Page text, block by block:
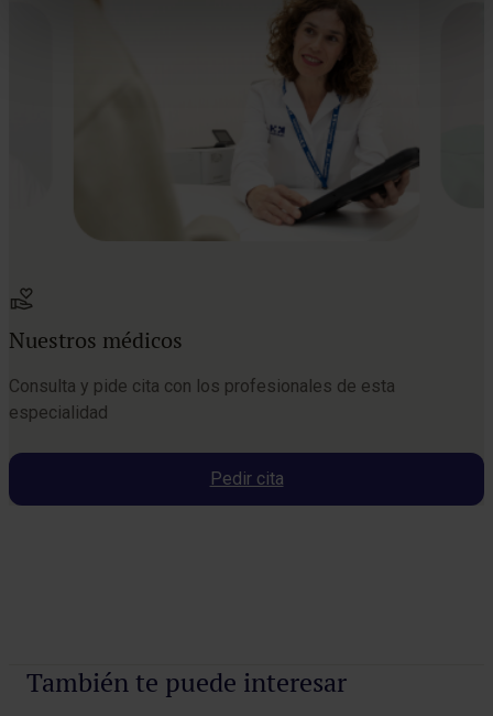
Nuestros médicos
Consulta y pide cita con los profesionales de esta
especialidad
Pedir cita
Pedir cita
También te puede interesar